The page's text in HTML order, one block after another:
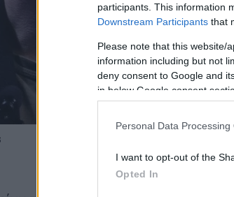
participants. This information
Downstream Participants that
Please note that this website/
information including but not
deny consent to Google and
in below Google consent
Personal Data Processing
I want to opt-out of the
Opted In